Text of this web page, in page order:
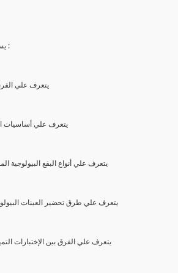
يستطيع الدارس لهذه الدورة أن :
(1) يتعرف علي
(2) يتعرف علي
(3) يتعرف علي أنواع البقع
(4) يتعرف علي طرق تحضير العينات
(5) يتعرف علي الفرق بين الإختبارات